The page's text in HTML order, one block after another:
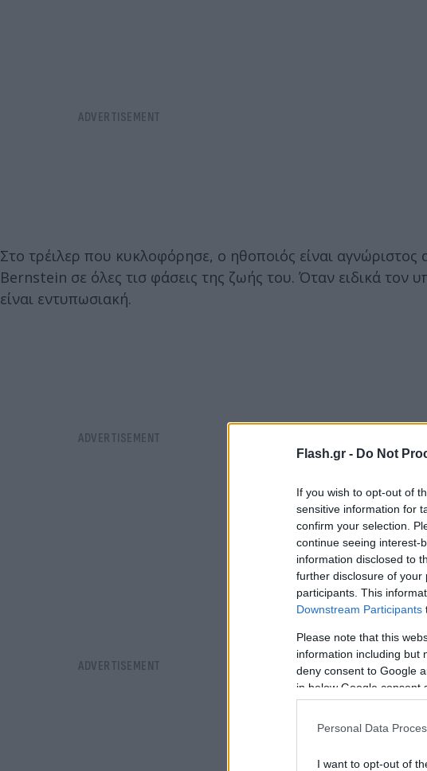
Flash.gr - Do Not
If you wish to opt-out of
sensitive information for
confirm your selection.
continue seeing interest-
information disclosed to
further disclosure of your
participants. This
Downstream Participants
Please note that this
information including but
deny consent to Google
in below Google consent
Personal Data
I want to opt-out of
Στο τρέιλερ που κυκλοφόρησε, ο ηθοποιός είναι
Bernstein σε όλες τισ φάσεις της ζωής του. Όταν ειδικά τον
είναι εντυπωσιακή.